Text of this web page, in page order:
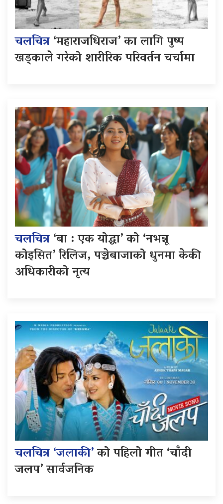
चलचित्र‘महाराजधिराज’ का लागि पुष्प
खड्काले गरेको शारीरिक परिवर्तन चर्चामा
चलचित्र‘बा : एक योद्धा’ को ‘नभन्नू
कोइसित’ रिलिज, पञ्चेबाजाको धुनमा केकी
अधिकारीको नृत्य
चलचित्र ‘जलाकी’को पहिलो गीत ‘चाँदी
जलप’ सार्वजनिक